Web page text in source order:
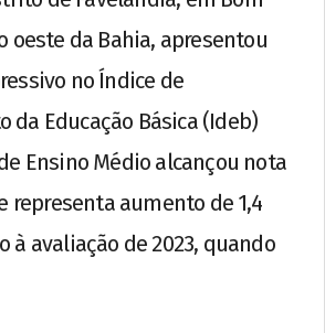
oeste da Bahia, apresentou
no Índice de
da Educação Básica (Ideb)
Ensino Médio alcançou nota
representa aumento de 1,4
à avaliação de 2023, quando